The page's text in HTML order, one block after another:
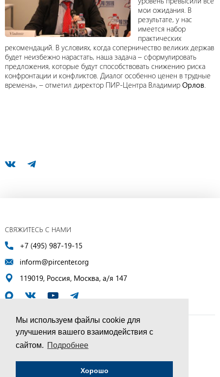
Мы используем файлы cookie для
улучшения вашего взаимодействия с
сайтом. Подробнее
Хорошо
мои ожидания. В
результате, у нас
имеется набор
практических
рекомендаций. В условиях, когда соперничество великих держав
будет неизбежно нарастать, наша задача – сформулировать
предложения, которые будут способствовать снижению риска
конфронтации и конфликтов. Диалог особенно ценен в трудные
времена», – отметил директор ПИР-Центра Владимир Орлов.
СВЯЖИТЕСЬ С НАМИ
+7 (495) 987-19-15
inform@pircenter.org
119019, Россия, Москва, а/я 147
© ПИР-Центр, 1994–2025 | Все права защищены
Соглашение об обработке персональных данных